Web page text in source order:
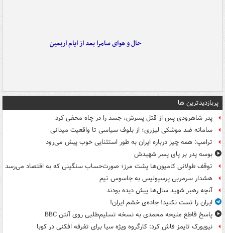
حال و هوای سامرا بعد از ایام اربعین
پربازدیدترین ها
پدر شاهرودی پس از قتل پسرش، جسد را در چاه مخفی کرد
سامانه ضد موشکی لیزری؛ از بلوف سیاسی تا واقعیت میدانی
ترامپ: همه چیز درباره ایران به طور استثنایی خوب پیش می‌رود
بوسه‌ پدر بر پای پسر شهیدش
توقف طولانی کامیون‌ها پشت مرز؛ صورت‌حساب سنگینی که به اقتصاد می‌رسد
هشدار سرمربی پرسپولیس به جاسوس تیم
آنچه رهبر شهید سال‌ها پیش دیده بودند
ایران را تست نکنید! جاده‌ی خشم ایران!
پاسخ قاطع ملیحه محمدی به نسخه تسلیم‌طلبی روی آنتن BBC
نیویورک تایمز فاش کرد: کارگروه ویژه سیا برای تفرقه افکنی در کوبا